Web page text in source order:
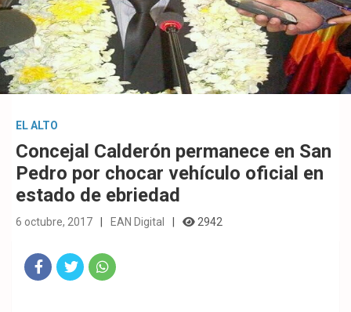
EL ALTO
Concejal Calderón permanece en San
Pedro por chocar vehículo oficial en
estado de ebriedad
6 octubre, 2017 EAN Digital 2942